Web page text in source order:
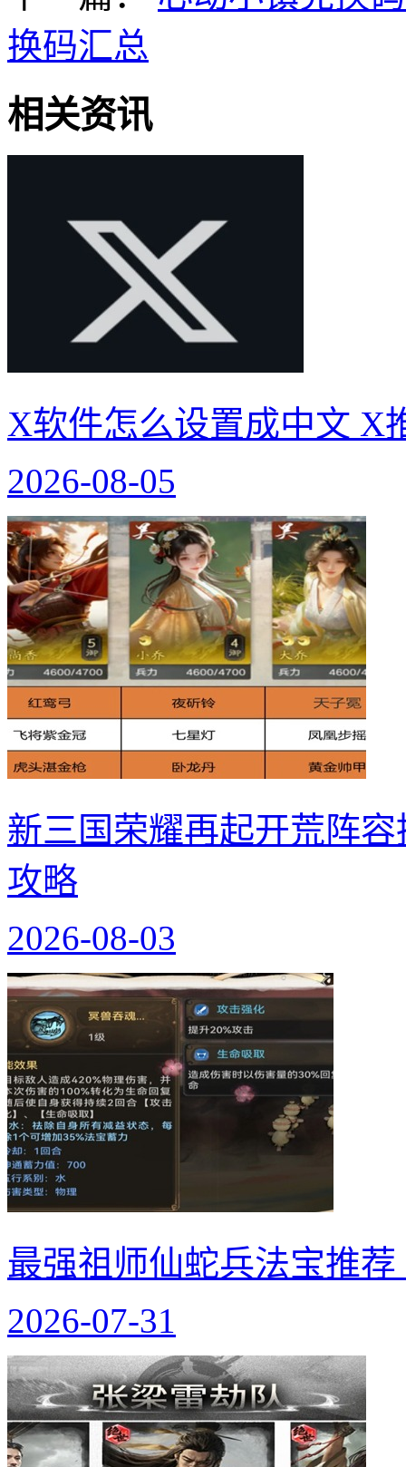
换码汇总
相关资讯
X软件怎么设置成中文 X
2026-08-05
新三国荣耀再起开荒阵
攻略
2026-08-03
最强祖师仙蛇兵法宝推
2026-07-31